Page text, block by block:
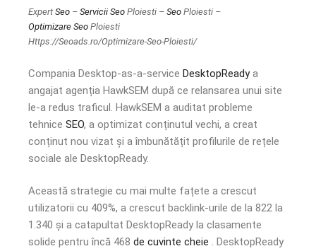
Expert Seo – Servicii Seo Ploiesti – Seo Ploiesti –
Optimizare Seo Ploiesti
Https://Seoads.ro/Optimizare-Seo-Ploiesti/
Compania Desktop-as-a-service DesktopReadya
angajat agenția HawkSEM după ce relansarea unui site
le-a redus traficul. HawkSEM a auditat probleme
tehnice SEO, a optimizat conținutul vechi, a creat
conținut nou vizat și a îmbunătățit profilurile de rețele
sociale ale DesktopReady.
Această strategie cu mai multe fațete a crescut
utilizatorii cu 409%, a crescut backlink-urile de la 822 la
1.340 și a catapultat DesktopReady la clasamente
solide pentru încă 468 de cuvinte cheie . DesktopReady